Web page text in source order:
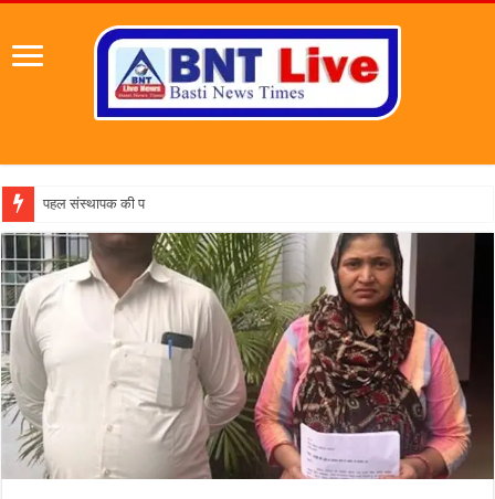
पहल संस्थापक की पहल से 1,000 और महिलाओं को मिलेगा